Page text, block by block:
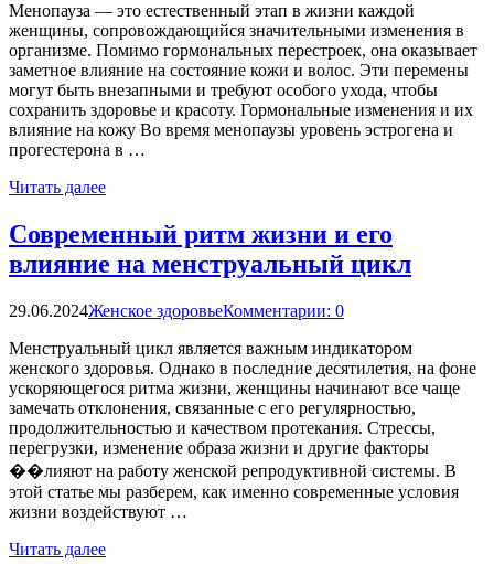
Менопауза — это естественный этап в жизни каждой
женщины, сопровождающийся значительными изменения в
организме. Помимо гормональных перестроек, она оказывает
заметное влияние на состояние кожи и волос. Эти перемены
могут быть внезапными и требуют особого ухода, чтобы
сохранить здоровье и красоту. Гормональные изменения и их
влияние на кожу Во время менопаузы уровень эстрогена и
прогестерона в …
Читать далее
Современный ритм жизни и его
влияние на менструальный цикл
29.06.2024Женское здоровьеКомментарии: 0
Менструальный цикл является важным индикатором
женского здоровья. Однако в последние десятилетия, на фоне
ускоряющегося ритма жизни, женщины начинают все чаще
замечать отклонения, связанные с его регулярностью,
продолжительностью и качеством протекания. Стрессы,
перегрузки, изменение образа жизни и другие факторы
��лияют на работу женской репродуктивной системы. В
этой статье мы разберем, как именно современные условия
жизни воздействуют …
Читать далее